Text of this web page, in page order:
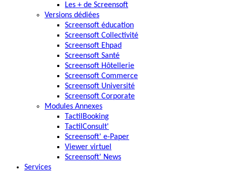
Les + de Screensoft
Versions dédiées
Screensoft éducation
Screensoft Collectivité
Screensoft Ehpad
Screensoft Santé
Screensoft Hôtellerie
Screensoft Commerce
Screensoft Université
Screensoft Corporate
Modules Annexes
TactilBooking
TactilConsult'
Screensoft' e-Paper
Viewer virtuel
Screensoft' News
Services